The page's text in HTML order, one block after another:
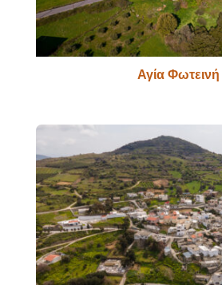
Αγία Φωτεινή